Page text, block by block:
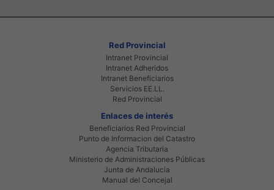
Red Provincial
Intranet Provincial
Intranet Adheridos
Intranet Beneficiarios
Servicios EE.LL.
Red Provincial
Enlaces de interés
Beneficiarios Red Provincial
Punto de Informacion del Catastro
Agencia Tributaria
Ministerio de Administraciones Públicas
Junta de Andalucia
Manual del Concejal